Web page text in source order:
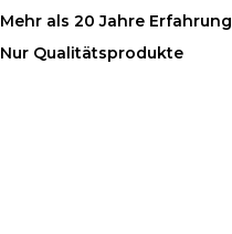
Mehr als 20 Jahre Erfahrung
Nur Qualitätsprodukte